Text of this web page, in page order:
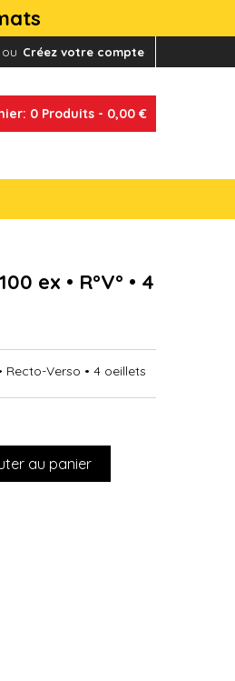
ou Créez votre compte
0 Produits - 0,00 €
ex • R°V° • 4
Recto-Verso • 4 oeillets
au panier